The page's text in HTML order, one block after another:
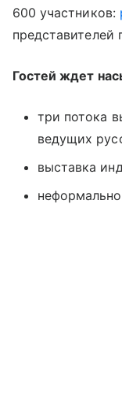
600 участников:
представителей
Гостей ждет
три потока
ведущих
выставка